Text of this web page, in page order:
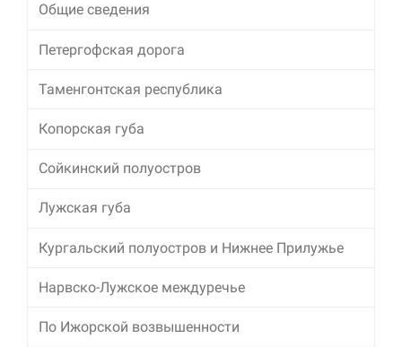
Общие сведения
Петергофская дорога
Таменгонтская республика
Копорская губа
Сойкинский полуостров
Лужская губа
Кургальский полуостров и Нижнее Прилужье
Нарвско-Лужское междуречье
По Ижорской возвышенности
персонализированный